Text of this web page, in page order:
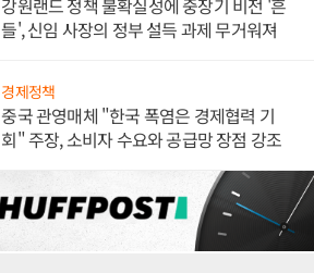
강원랜드 정책 불확실성에 중장기 비전 '흔
들', 신임 사장의 정부 설득 과제 무거워져
경제정책
중국 관영매체 "한국 폭염은 경제협력 기
회" 주장, 소비자 수요와 공급망 장점 강조